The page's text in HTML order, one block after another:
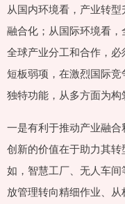
从国内环境看，产业转型
融合化；从国际环境看
全球产业分工和合作，
短板弱项，在激烈国际
独特功能，从多方面为构
一是有利于推动产业融
创新的价值在于助力其
如，智慧工厂、无人车
放管理转向精细作业、